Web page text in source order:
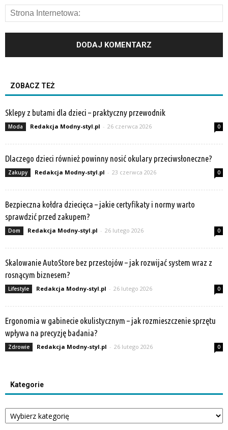
ZOBACZ TEŻ
Sklepy z butami dla dzieci – praktyczny przewodnik
Moda Redakcja Modny-styl.pl - 26 czerwca 2026 0
Dlaczego dzieci również powinny nosić okulary przeciwsłoneczne?
Zakupy Redakcja Modny-styl.pl - 23 czerwca 2026 0
Bezpieczna kołdra dziecięca – jakie certyfikaty i normy warto
sprawdzić przed zakupem?
Dom Redakcja Modny-styl.pl - 26 lutego 2026 0
Skalowanie AutoStore bez przestojów – jak rozwijać system wraz z
rosnącym biznesem?
Lifestyle Redakcja Modny-styl.pl - 26 lutego 2026 0
Ergonomia w gabinecie okulistycznym – jak rozmieszczenie sprzętu
wpływa na precyzję badania?
Zdrowie Redakcja Modny-styl.pl - 26 lutego 2026 0
Kategorie
Kategorie